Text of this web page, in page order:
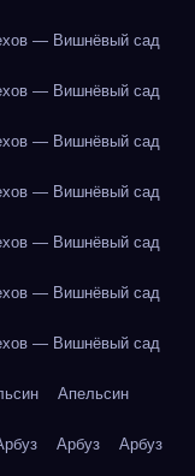
— Вишнёвый сад
— Вишнёвый сад
— Вишнёвый сад
— Вишнёвый сад
— Вишнёвый сад
— Вишнёвый сад
— Вишнёвый сад
Апельсин
Арбуз Арбуз